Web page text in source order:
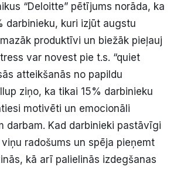
“Deloitte” pētījums norāda, ka
darbinieku, kuri izjūt augstu
produktīvi un biežāk pieļauj
var novest pie t.s. “quiet
atteikšanās no papildu
ziņo, ka tikai 15% darbinieku
motivēti un emocionāli
darbam. Kad darbinieki pastāvīgi
radošums un spēja pieņemt
kā arī palielinās izdegšanas